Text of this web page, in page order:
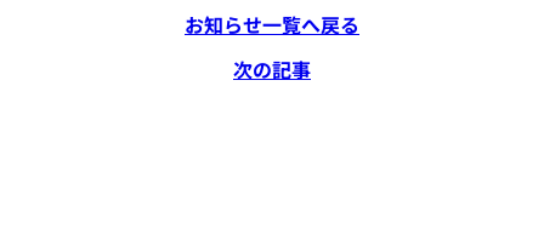
お知らせ一覧へ戻る
次の記事